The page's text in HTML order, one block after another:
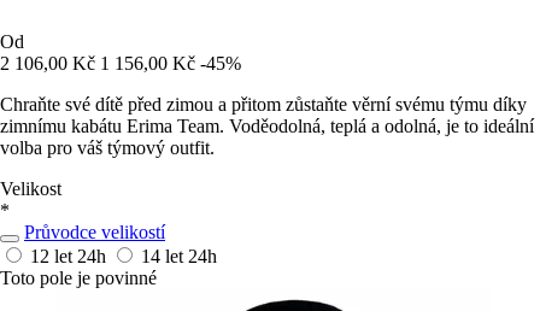
Od
2 106,00 Kč 1 156,00 Kč -45%
Chraňte své dítě před zimou a přitom zůstaňte věrní svému týmu díky
zimnímu kabátu Erima Team. Voděodolná, teplá a odolná, je to ideální
volba pro váš týmový outfit.
Velikost
*
Průvodce velikostí
12 let 24h 14 let 24h
Toto pole je povinné